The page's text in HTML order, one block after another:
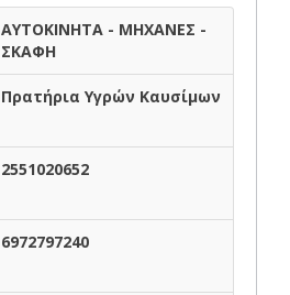
ΑΥΤΟΚΙΝΗΤΑ - ΜΗΧΑΝΕΣ -
ΣΚΑΦΗ
Πρατήρια Υγρών Καυσίμων
2551020652
6972797240